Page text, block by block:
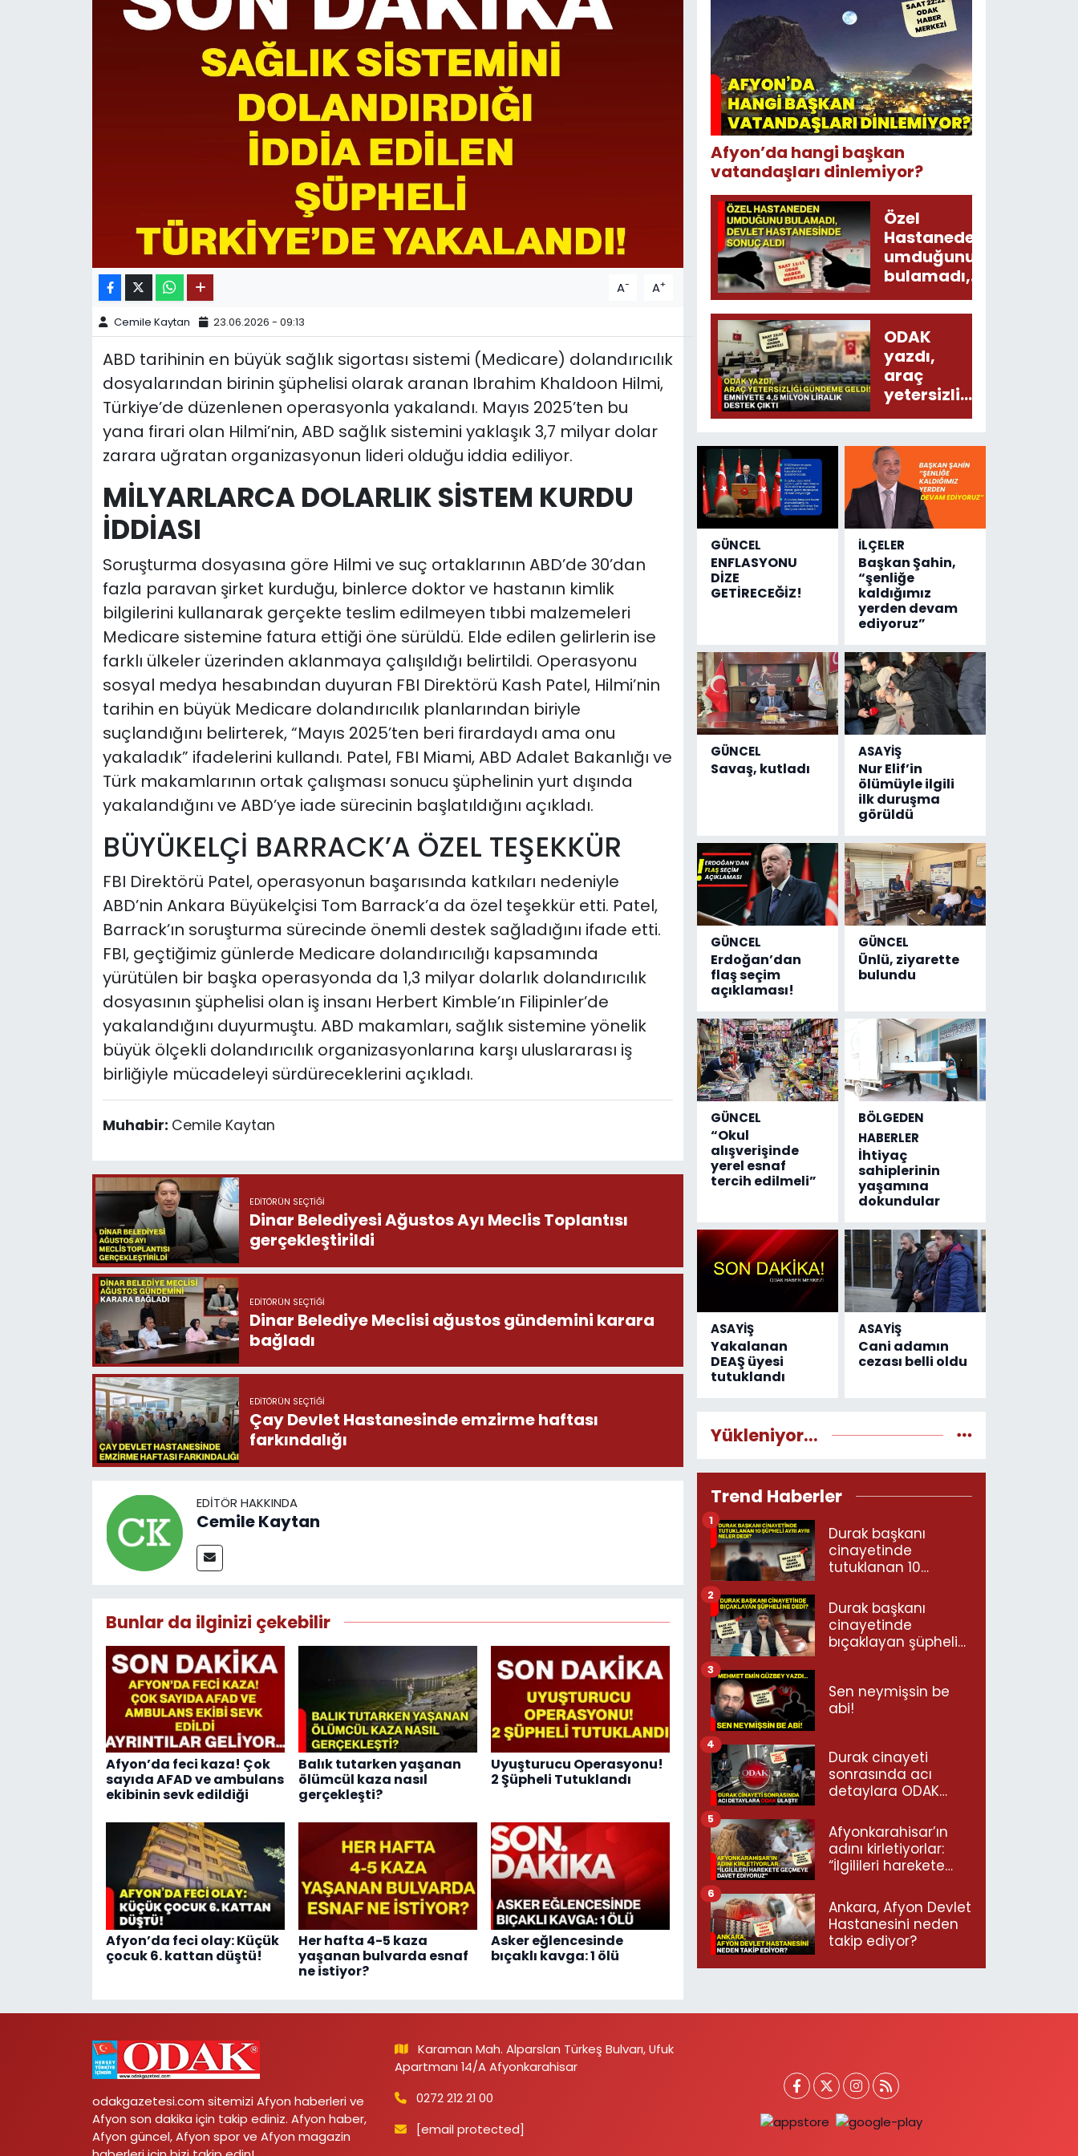
A- A+
Cemile Kaytan 23.06.2026 - 09:13
ABD tarihinin en büyük sağlık sigortası sistemi (Medicare) dolandırıcılık
dosyalarından birinin şüphelisi olarak aranan Ibrahim Khaldoon Hilmi,
Türkiye’de düzenlenen operasyonla yakalandı. Mayıs 2025’ten bu
yana firari olan Hilmi’nin, ABD sağlık sistemini yaklaşık 3,7 milyar dolar
zarara uğratan organizasyonun lideri olduğu iddia ediliyor.
MİLYARLARCA DOLARLIK SİSTEM KURDU
İDDİASI
Soruşturma dosyasına göre Hilmi ve suç ortaklarının ABD’de 30’dan
fazla paravan şirket kurduğu, binlerce doktor ve hastanın kimlik
bilgilerini kullanarak gerçekte teslim edilmeyen tıbbi malzemeleri
Medicare sistemine fatura ettiği öne sürüldü. Elde edilen gelirlerin ise
farklı ülkeler üzerinden aklanmaya çalışıldığı belirtildi. Operasyonu
sosyal medya hesabından duyuran FBI Direktörü Kash Patel, Hilmi’nin
tarihin en büyük Medicare dolandırıcılık planlarından biriyle
suçlandığını belirterek, “Mayıs 2025’ten beri firardaydı ama onu
yakaladık” ifadelerini kullandı. Patel, FBI Miami, ABD Adalet Bakanlığı ve
Türk makamlarının ortak çalışması sonucu şüphelinin yurt dışında
yakalandığını ve ABD’ye iade sürecinin başlatıldığını açıkladı.
BÜYÜKELÇİ BARRACK’A ÖZEL TEŞEKKÜR
FBI Direktörü Patel, operasyonun başarısında katkıları nedeniyle
ABD’nin Ankara Büyükelçisi Tom Barrack’a da özel teşekkür etti. Patel,
Barrack’ın soruşturma sürecinde önemli destek sağladığını ifade etti.
FBI, geçtiğimiz günlerde Medicare dolandırıcılığı kapsamında
yürütülen bir başka operasyonda da 1,3 milyar dolarlık dolandırıcılık
dosyasının şüphelisi olan iş insanı Herbert Kimble’ın Filipinler’de
yakalandığını duyurmuştu. ABD makamları, sağlık sistemine yönelik
büyük ölçekli dolandırıcılık organizasyonlarına karşı uluslararası iş
birliğiyle mücadeleyi sürdüreceklerini açıkladı.
Muhabir: Cemile Kaytan
EDITÖRÜN SEÇTIĞI
Dinar Belediyesi Ağustos Ayı Meclis Toplantısı
gerçekleştirildi
EDITÖRÜN SEÇTIĞI
Dinar Belediye Meclisi ağustos gündemini karara
bağladı
EDITÖRÜN SEÇTIĞI
Çay Devlet Hastanesinde emzirme haftası
farkındalığı
EDITÖR HAKKINDA
Cemile Kaytan
Bunlar da ilginizi çekebilir
Afyon’da feci kaza! Çok
sayıda AFAD ve ambulans
ekibinin sevk edildiği
Balık tutarken yaşanan
ölümcül kaza nasıl
gerçekleşti?
Uyuşturucu Operasyonu!
2 Şüpheli Tutuklandı
Afyon’da feci olay: Küçük
çocuk 6. kattan düştü!
Her hafta 4-5 kaza
yaşanan bulvarda esnaf
ne istiyor?
Asker eğlencesinde
bıçaklı kavga: 1 ölü
Afyon’da hangi başkan
vatandaşları dinlemiyor?
Özel
Hastaneden
umduğunu
bulamadı,
Devlet
Hastanesinde
sonuç aldı
ODAK
yazdı,
araç
yetersizliği
gündeme
Emniyete
4,5 milyon
liralık
destek
çıktı
GÜNCEL
ENFLASYONU
DİZE
GETİRECEĞİZ!
İLÇELER
Başkan Şahin,
“şenliğe
kaldığımız
yerden devam
ediyoruz”
GÜNCEL
Savaş, kutladı
ASAYİŞ
Nur Elif’in
ölümüyle ilgili
ilk duruşma
görüldü
GÜNCEL
Erdoğan’dan
flaş seçim
açıklaması!
GÜNCEL
Ünlü, ziyarette
bulundu
GÜNCEL
“Okul
alışverişinde
yerel esnaf
tercih edilmeli”
BÖLGEDEN
HABERLER
İhtiyaç
sahiplerinin
yaşamına
dokundular
ASAYİŞ
Yakalanan
DEAŞ üyesi
tutuklandı
ASAYİŞ
Cani adamın
cezası belli oldu
Yükleniyor...
Trend Haberler
Durak başkanı
cinayetinde
tutuklanan 10
neler dedi?
1
Durak başkanı
cinayetinde
bıçaklayan şüpheli
2
Sen neymişsin be
abi!
3
Durak cinayeti
sonrasında acı
detaylara ODAK
4
Afyonkarahisar’ın
adını kirletiyorlar:
“İlgilileri harekete
ediyoruz”
5
Ankara, Afyon Devlet
Hastanesini neden
takip ediyor?
6
odakgazetesi.com sitemizi Afyon haberleri ve
Afyon son dakika için takip ediniz. Afyon haber,
Afyon güncel, Afyon spor ve Afyon magazin
Karaman Mah. Alparslan Türkeş Bulvarı, Ufuk
Apartmanı 14/A Afyonkarahisar
0272 212 21 00
[email protected]